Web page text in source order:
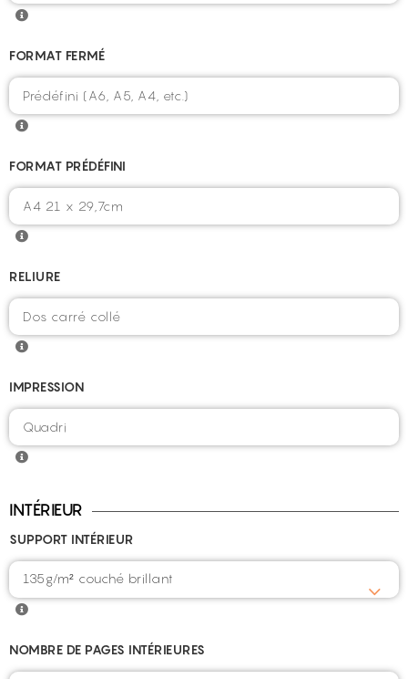
FORMAT FERMÉ
FORMAT PRÉDÉFINI
RELIURE
IMPRESSION
INTÉRIEUR
SUPPORT INTÉRIEUR
135g/m² couché brillant
NOMBRE DE PAGES INTÉRIEURES